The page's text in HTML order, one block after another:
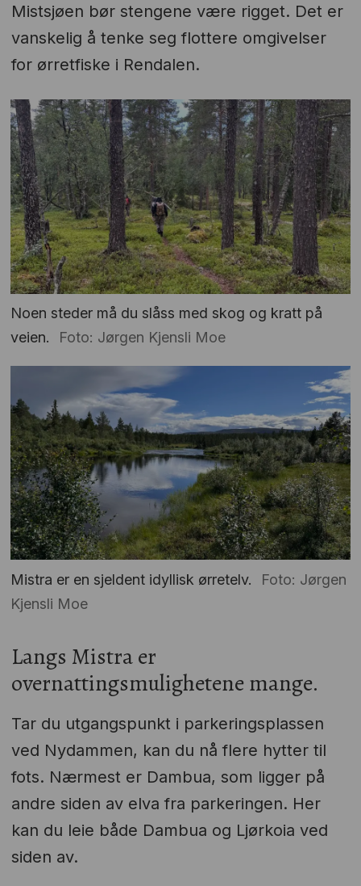
Mistsjøen bør stengene være rigget. Det er
vanskelig å tenke seg flottere omgivelser
for ørretfiske i Rendalen.
Noen steder må du slåss med skog og kratt på
veien.
Foto: Jørgen Kjensli Moe
Mistra er en sjeldent idyllisk ørretelv.
Foto: Jørgen
Kjensli Moe
Langs Mistra er
overnattingsmulighetene mange.
Tar du utgangspunkt i parkeringsplassen
ved Nydammen, kan du nå flere hytter til
fots. Nærmest er Dambua, som ligger på
andre siden av elva fra parkeringen. Her
kan du leie både Dambua og Ljørkoia ved
siden av.